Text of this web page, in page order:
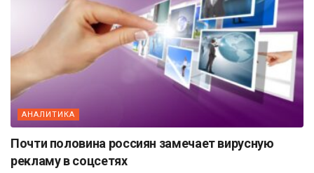
АНАЛИТИКА
Почти половина россиян замечает вирусную
рекламу в соцсетях